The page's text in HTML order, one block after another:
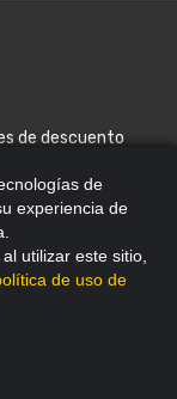
de
experiencia de
utilizar este sitio,
de uso de
de descuento